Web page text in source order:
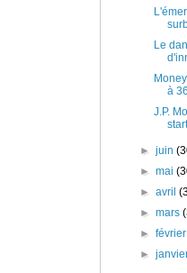
Le
à
J.P.
►juin
►mai
►avril
►mars
►
►